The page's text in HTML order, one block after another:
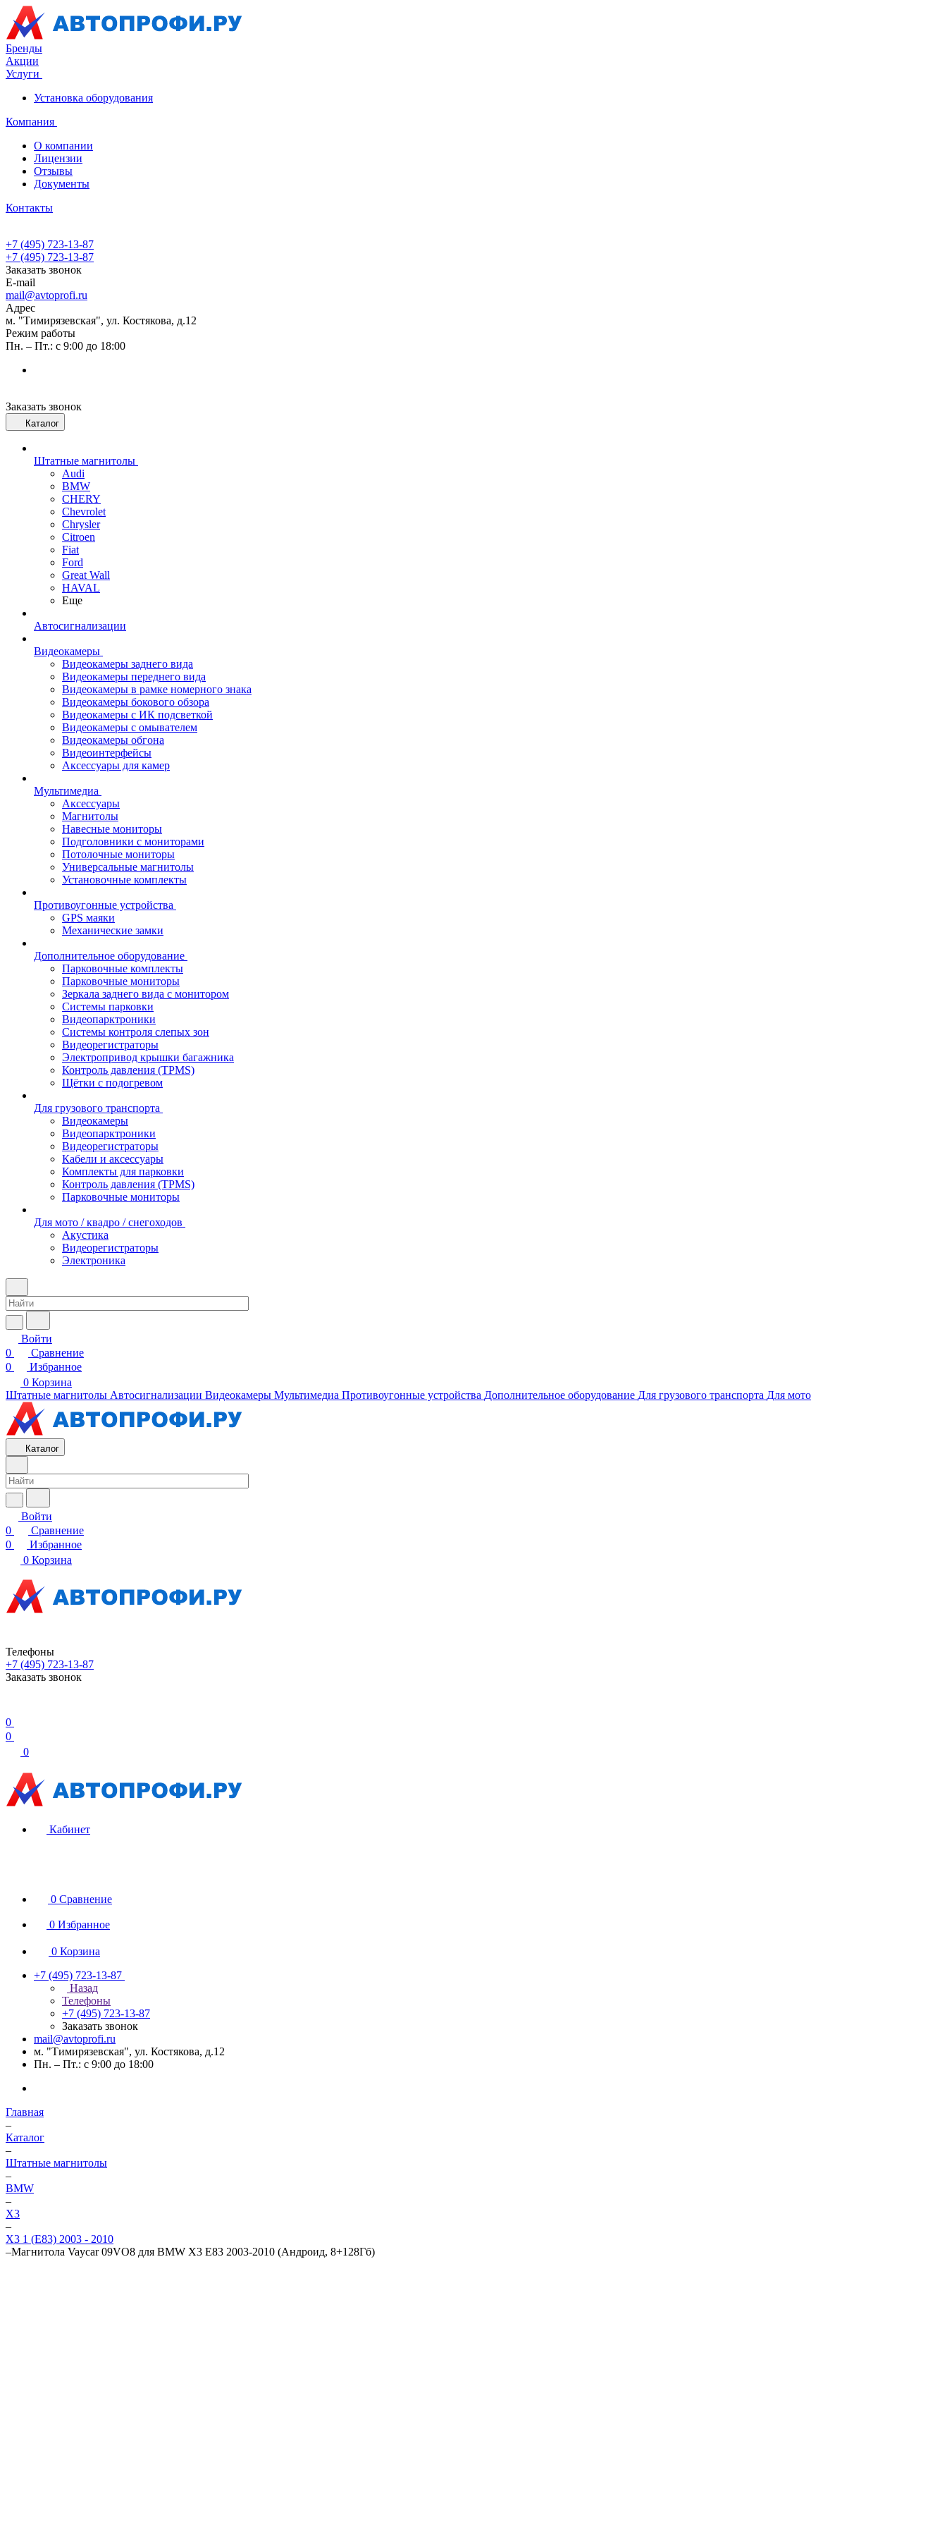
Бренды
Акции
Услуги
Установка оборудования
Компания
О компании
Лицензии
Отзывы
Документы
Контакты
+7 (495) 723-13-87
+7 (495) 723-13-87
Заказать звонок
E-mail
mail@avtoprofi.ru
Адрес
м. "Тимирязевская", ул. Костякова, д.12
Режим работы
Пн. – Пт.: с 9:00 до 18:00
Заказать звонок
Каталог
Штатные магнитолы
Audi
BMW
CHERY
Chevrolet
Chrysler
Citroen
Fiat
Ford
Great Wall
HAVAL
Еще
Автосигнализации
Видеокамеры
Видеокамеры заднего вида
Видеокамеры переднего вида
Видеокамеры в рамке номерного знака
Видеокамеры бокового обзора
Видеокамеры с ИК подсветкой
Видеокамеры с омывателем
Видеокамеры обгона
Видеоинтерфейсы
Аксессуары для камер
Мультимедиа
Аксессуары
Магнитолы
Навесные мониторы
Подголовники с мониторами
Потолочные мониторы
Универсальные магнитолы
Установочные комплекты
Противоугонные устройства
GPS маяки
Механические замки
Дополнительное оборудование
Парковочные комплекты
Парковочные мониторы
Зеркала заднего вида с монитором
Системы парковки
Видеопарктроники
Системы контроля слепых зон
Видеорегистраторы
Электропривод крышки багажника
Контроль давления (TPMS)
Щётки с подогревом
Для грузового транспорта
Видеокамеры
Видеопарктроники
Видеорегистраторы
Кабели и аксессуары
Комплекты для парковки
Контроль давления (TPMS)
Парковочные мониторы
Для мото / квадро / снегоходов
Акустика
Видеорегистраторы
Электроника
Войти
0
Сравнение
0
Избранное
0 Корзина
Штатные магнитолы Автосигнализации Видеокамеры Мультимедиа Противоугонные устройства Дополнительное оборудование Для грузового транспорта Для мото
Каталог
Войти
0
Сравнение
0
Избранное
0 Корзина
Телефоны
+7 (495) 723-13-87
Заказать звонок
0
0
0
Кабинет
0 Сравнение
0 Избранное
0 Корзина
+7 (495) 723-13-87
Назад
Телефоны
+7 (495) 723-13-87
Заказать звонок
mail@avtoprofi.ru
м. "Тимирязевская", ул. Костякова, д.12
Пн. – Пт.: с 9:00 до 18:00
Главная
–
Каталог
–
Штатные магнитолы
–
BMW
–
X3
–
X3 1 (E83) 2003 - 2010
–Магнитола Vaycar 09VO8 для BMW X3 E83 2003-2010 (Андроид, 8+128Гб)